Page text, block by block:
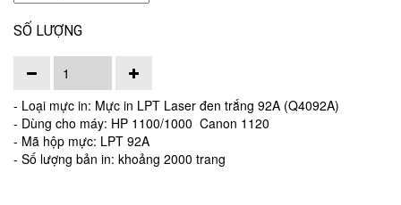
SỐ LƯỢNG
- Loại mực in: Mực in LPT Laser đen trắng 92A (Q4092A)
- Dùng cho máy: HP 1100/1000 Canon 1120
- Mã hộp mực: LPT 92A
- Số lượng bản in: khoảng 2000 trang